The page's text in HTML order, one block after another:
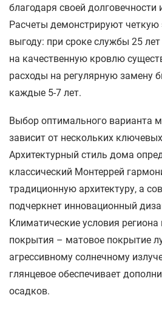
благодаря своей долговечности
Расчеты демонстрируют
выгоду: при сроке службы 25
на качественную кровлю
расходы на регулярную замену
каждые 5-7 лет.
Выбор оптимального варианта
зависит от нескольких
Архитектурный стиль дома
классический Монтеррей
традиционную архитектуру, а
подчеркнет инновационный
Климатические условия
покрытия – матовое покрытие
агрессивному солнечному
глянцевое обеспечивает
осадков.